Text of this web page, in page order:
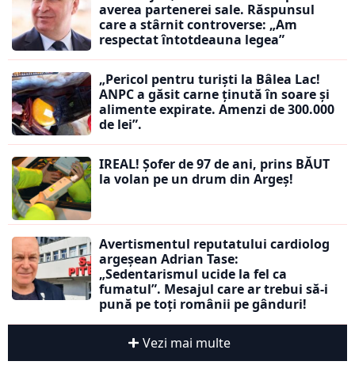
averea partenerei sale. Răspunsul
care a stârnit controverse: „Am
respectat întotdeauna legea”
„Pericol pentru turiști la Bâlea Lac!
ANPC a găsit carne ținută în soare și
alimente expirate. Amenzi de 300.000
de lei”.
IREAL! Șofer de 97 de ani, prins BĂUT
la volan pe un drum din Argeș!
Avertismentul reputatului cardiolog
argeșean Adrian Tase:
„Sedentarismul ucide la fel ca
fumatul”. Mesajul care ar trebui să-i
pună pe toți românii pe gânduri!
Vezi mai multe